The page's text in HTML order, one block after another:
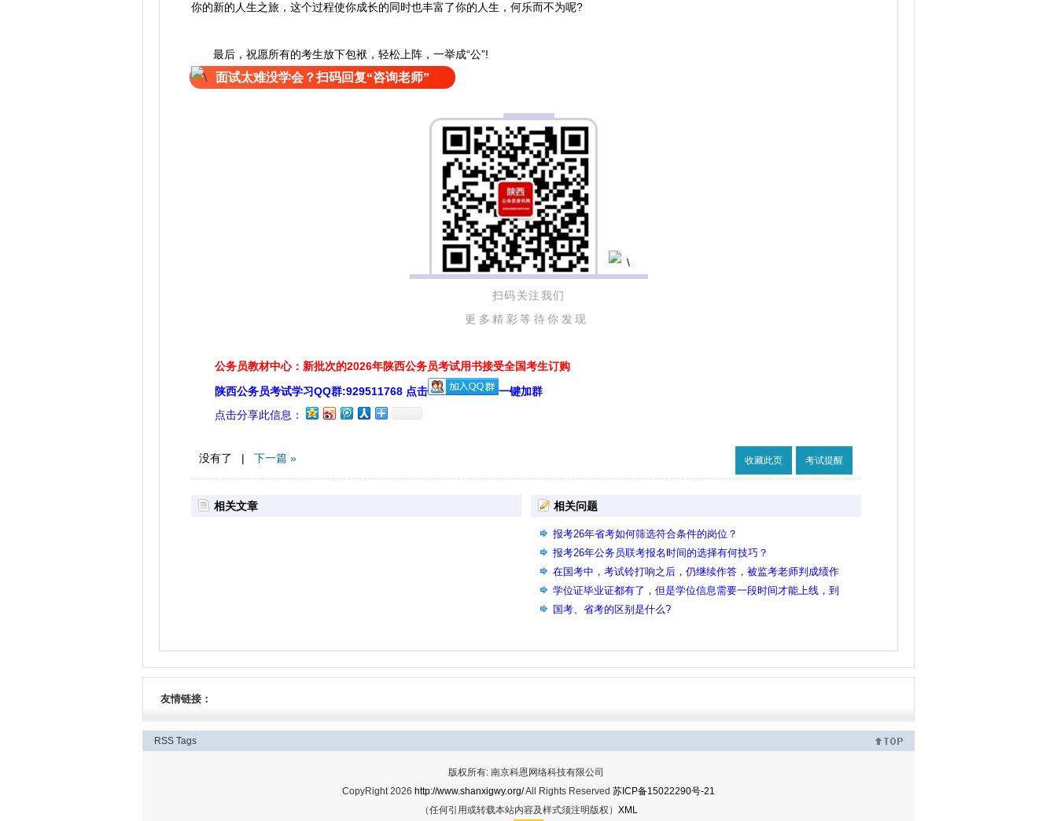
你的新的人生之旅，这个过程使你成长的同时也丰富了你的人生，何乐而不为呢?
最后，祝愿所有的考生放下包袱，轻松上阵，一举成“公”!
面试太难没学会？扫码回复“咨询老师”
扫码关注我们
更多精彩等待你发现
公务员教材中心：新批次的2026年陕西公务员考试用书接受全国考生订购
陕西公务员考试学习QQ群:929511768 点击
一键加群
点击分享此信息：
没有了 | 下一篇 » 收藏此页 考试提醒
相关文章 相关问题
报考26年省考如何筛选符合条件的岗位？
报考26年公务员联考报名时间的选择有何技巧？
在国考中，考试铃打响之后，仍继续作答，被监考老师判成绩作
废，会影响后面的省考和事业单位考试吗
学位证毕业证都有了，但是学位信息需要一段时间才能上线，到
时候报名时学位证还没更新会影响报名吗？
国考、省考的区别是什么?
友情链接：
RSS Tags
版权所有: 南京科恩网络科技有限公司
CopyRight 2026 http://www.shanxigwy.org/All Rights Reserved 苏ICP备15022290号-21
（任何引用或转载本站内容及样式须注明版权） XML